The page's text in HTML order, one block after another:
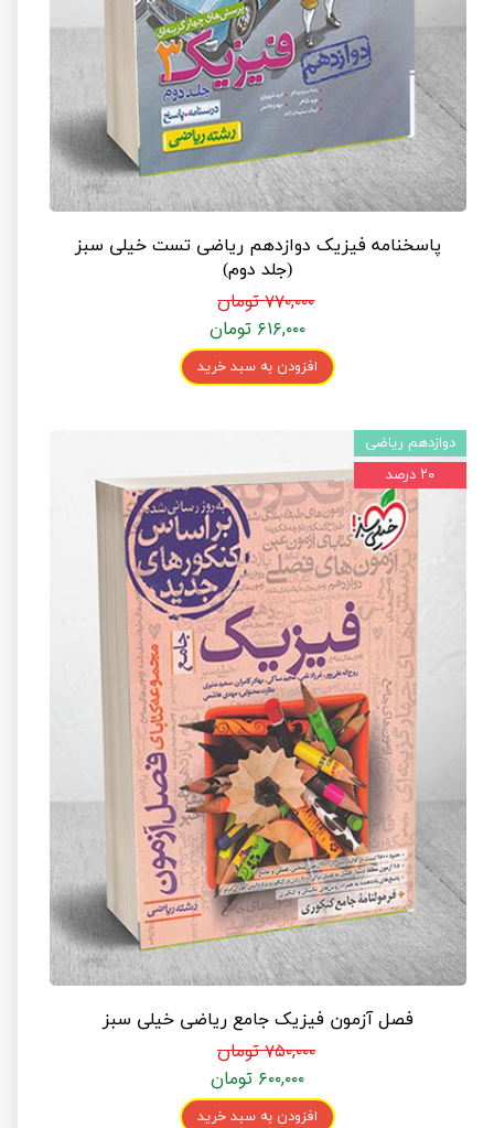
پاسخنامه فیزیک دوازدهم ریاضی تست خیلی سبز
(جلد دوم)
۷۷۰,۰۰۰ تومان
۶۱۶,۰۰۰ تومان
افزودن به سبد خرید
فصل آزمون فیزیک جامع ریاضی خیلی سبز
۷۵۰,۰۰۰ تومان
۶۰۰,۰۰۰ تومان
افزودن به سبد خرید
دوازدهم ریاضی
۲۰ درصد